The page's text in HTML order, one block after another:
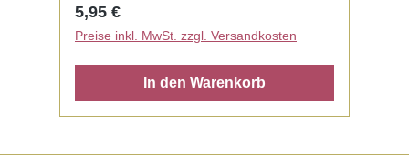
Regulärer Preis:
5,95 €
Preise inkl. MwSt. zzgl. Versandkosten
In den Warenkorb